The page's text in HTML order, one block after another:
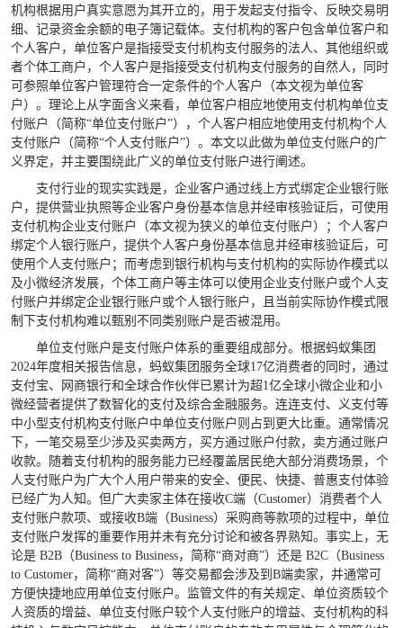
机构根据用户真实意愿为其开立的，用于发起支付指令、反映交易明
细、记录资金余额的电子簿记载体。支付机构的客户包含单位客户和
个人客户，单位客户是指接受支付机构支付服务的法人、其他组织或
者个体工商户，个人客户是指接受支付机构支付服务的自然人，同时
可参照单位客户管理符合一定条件的个人客户（本文视为单位客
户）。理论上从字面含义来看，单位客户相应地使用支付机构单位支
付账户（简称“单位支付账户”），个人客户相应地使用支付机构个人
支付账户（简称“个人支付账户”）。本文以此做为单位支付账户的广
义界定，并主要围绕此广义的单位支付账户进行阐述。
支付行业的现实实践是，企业客户通过线上方式绑定企业银行账
户，提供营业执照等企业客户身份基本信息并经审核验证后，可使用
支付机构企业支付账户（本文视为狭义的单位支付账户）；个人客户
绑定个人银行账户，提供个人客户身份基本信息并经审核验证后，可
使用个人支付账户；而考虑到银行机构与支付机构的实际协作模式以
及小微经济发展，个体工商户等主体可以使用企业支付账户或个人支
付账户并绑定企业银行账户或个人银行账户，且当前实际协作模式限
制下支付机构难以甄别不同类别账户是否被混用。
单位支付账户是支付账户体系的重要组成部分。根据蚂蚁集团
2024年度相关报告信息，蚂蚁集团服务全球17亿消费者的同时，通过
支付宝、网商银行和全球合作伙伴已累计为超1亿全球小微企业和小
微经营者提供了数智化的支付及综合金融服务。连连支付、义支付等
中小型支付机构支付账户中单位支付账户则占到更大比重。通常情况
下，一笔交易至少涉及买卖两方，买方通过账户付款，卖方通过账户
收款。随着支付机构的服务能力已经覆盖居民绝大部分消费场景，个
人支付账户为广大个人用户带来的安全、便民、快捷、普惠支付体验
已经广为人知。但广大卖家主体在接收C端（Customer）消费者个人
支付账户款项、或接收B端（Business）采购商等款项的过程中，单位
支付账户发挥的重要作用并未有充分讨论和被各界熟知。事实上，无
论是 B2B（Business to Business，简称“商对商”）还是 B2C（Business
to Customer，简称“商对客”）等交易都会涉及到B端卖家，并通常可
方便快捷地应用单位支付账户。监管文件的有关规定、单位资质较个
人资质的增益、单位支付账户较个人支付账户的增益、支付机构的科